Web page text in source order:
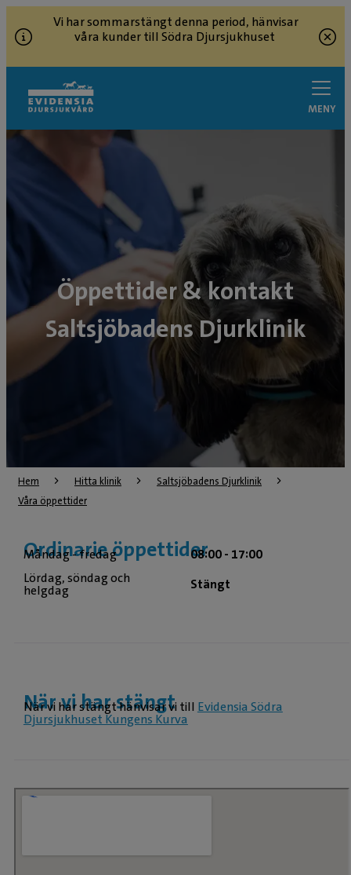
Vi har sommarstängt denna period, hänvisar
våra kunder till Södra Djursjukhuset
MENY
Öppettider & kontakt
Saltsjöbadens Djurklinik
Hem Hitta klinik
Saltsjöbadens Djurklinik
Våra öppettider
Ordinarie öppettider
Måndag - fredag
08:00 - 17:00
Lördag, söndag och
helgdag Stängt
När vi har stängt
När vi har stängt hänvisar vi till Evidensia Södra
Djursjukhuset Kungens Kurva
Hitta till oss